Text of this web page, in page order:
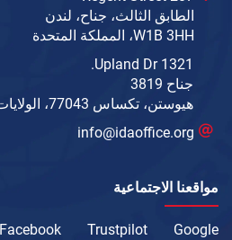
الطابق الثالث، جناح، لندن
W1B 3HH، المملكة المتحدة
1321 Upland Dr.
جناح 3819
هيوستن، تكساس 77043، الولايات المتحدة الأمريكية
info@idaoffice.org
مواقعنا الاجتماعية
Google
Trustpilot
Facebook